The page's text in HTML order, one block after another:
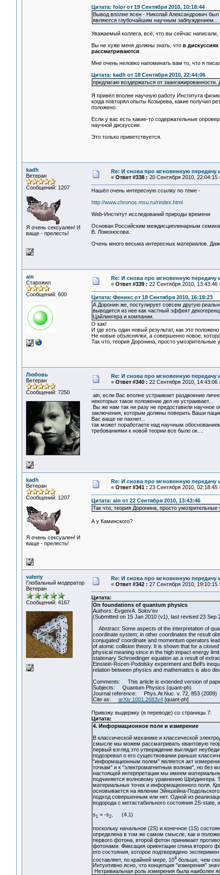
Цитата: folor от 19 Сентября 2010, 10:18:44
Вывод вполне ясен - Николай Александрович
являются глубочайшим научным заблуждением...
Уважаемый коллега, всё, что вы сейчас
Вы не хуже меня должны знать, что в
рассматриваются.
Мне очень неловко напоминать вам то, что я
Цитата: kadh от 18 Сентября 2010, 22:44:06
предлагаю воздержаться от
Я привёл вполне научную работу Института
когда повторял опыты Козырева, какие получил
положено.
Если у вас есть какие-то содержательные
научной дискуссии.
Это только приветствуется.
kadh
Ветеран
Сообщений: 1207
Я очень сексуален! И
ваще - прелесть!
Re: И снова про мгновенную
« Ответ #338 : 20 Сентября 2010, 22:04:15
Нашёл очень интересную ссылку по теме -
http://www.chronos.msu.ru/rindex.html
Web-Институт исследований природы времени
Основан Российским междисциплинарным
В. Ломоносова.
Очень много весьма интересных материалов.
ain
Старожил
Сообщений: 600
Re: И снова про мгновенную
« Ответ #339 : 22 Сентября 2010, 13:43:46
Цитата: Феникс от 18 Сентября 2010, 16:18:23
А Доронин же, постулирует совсем другую
выводится из нее как частный эффект
Цайлингера и компании.
О как!
И где хоть один новый результат, как это
Не новые объяснялки, а совершенно новое,
Так что, теория Доронина, просто умозрительные
Любовь
Ветеран
Сообщений: 7250
Re: И снова про мгновенную
« Ответ #340 : 22 Сентября 2010, 14:43:06
ain, если Вас вполне устраивает раздвоение
некоторых такое положение дел не устраивает...
Вы же нам так ни разу не предоставили научное
заключения, которым должны поверить Ваши
Вас ваще не пахнет...
так может поработаете над научным
требованиями к новой теории все было ок....
kadh
Ветеран
Сообщений: 1207
Я очень сексуален! И
ваще - прелесть!
Re: И снова про мгновенную
« Ответ #341 : 23 Сентября 2010, 02:18:45
Цитата: ain от 22 Сентября 2010, 13:43:46
Так что, теория Доронина, просто умозрительные
А у Каминского?
valeriy
Глобальный модератор
Ветеран
Сообщений: 4167
Re: И снова про мгновенную
« Ответ #342 : 27 Сентября 2010, 19:10:15
Цитата:
On foundations of quantum physics
Authors: Evgeni A. Solov'ev
(Submitted on 15 Jan 2010 (v1), last revised 23 Sep
Abstract: Some aspects of the interpretation of
coordinate system; in other coordinates the result
conjugated' coordinate and momentum operators
of atomic collision theory. It is shown that for a
physical meaning since in the high impact energy
stationary Schroedinger equation as a result of
Einstein-Rozen-Podolsky experiment and Bell's
relation between physics and mathematics is also
Comments: This article is extended version of
Subjects: Quantum Physics (quant-ph)
Journal reference: Phys.At.Nuc. v. 72, 853 (2009)
Cite as: arXiv:1001.2683v4[quant-ph]
Привожу выдержку (в переводе) со страницы 7:
Цитата:
4. Информационное поле и измерение
В классической механике и классической
смысле мы можем рассматривать квантовую
первый взгляд это утверждение выглядит
подозревал о его существовании раньше
"информационным полем" является акт
точкам" и к "электромагнитным волнам", но без
настоящей интерпретации мы имеем
подчиняется волновому уравнению Шрёдингера.
материальных точек и информационного поля.
основывается на явлении Эйншейна-
подход совершенным или нет. Одной из
водорода с метастабильного состояния 2S-
s1 = -s2, (4.1)
поскольку начальное (2S) и конечное (1S)
определена в том же самом смысле, как и
первого фотона, второй фотон принимает
фотонами. Фиксация ориентации спина второго
его состояния, которое подтверждено
составляет, по крайней мере, 104больше, чем
Интуитивно ясно, что концепция "измерения"
Нетривиальная роль измерения была наиболее